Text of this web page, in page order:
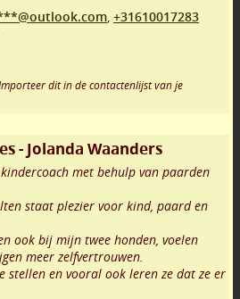
, +31610017283
dit in de contactenlijst van je
- Jolanda Waanders
met behulp van paarden
staat plezier voor kind, paard en
ook bij mijn twee honden, voelen
meer zelfvertrouwen.
stellen en vooral ook leren ze dat ze er